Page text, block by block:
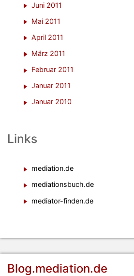
Juni 2011
Mai 2011
April 2011
März 2011
Februar 2011
Januar 2011
Januar 2010
Links
mediation.de
mediationsbuch.de
mediator-finden.de
Blog.mediation.de